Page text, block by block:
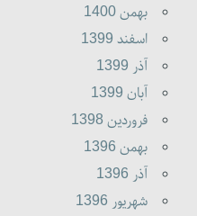
بهمن 1400
اسفند 1399
آذر 1399
آبان 1399
فروردين 1398
بهمن 1396
آذر 1396
شهريور 1396